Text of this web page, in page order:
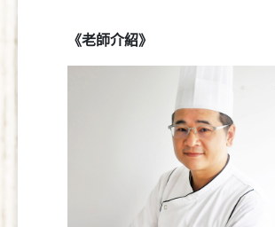
《老師介紹》